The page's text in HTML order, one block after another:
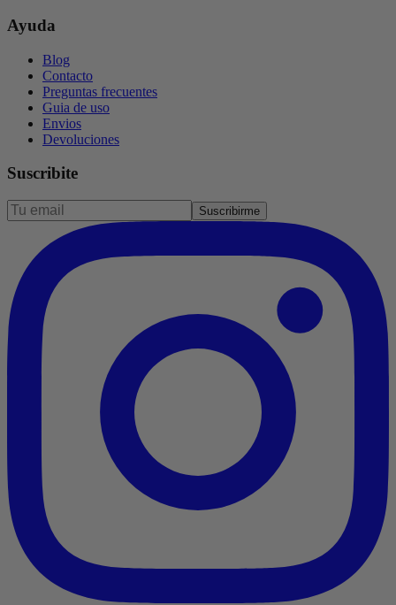
Ayuda
Blog
Contacto
Preguntas frecuentes
Guia de uso
Envios
Devoluciones
Suscribite
Suscribirme